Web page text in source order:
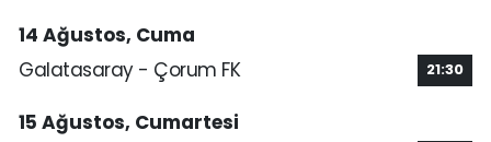
14 Ağustos, Cuma
Galatasaray - Çorum FK
21:30
15 Ağustos, Cumartesi